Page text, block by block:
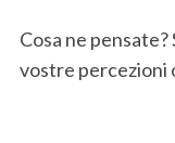
Cosa ne
vostre percezioni